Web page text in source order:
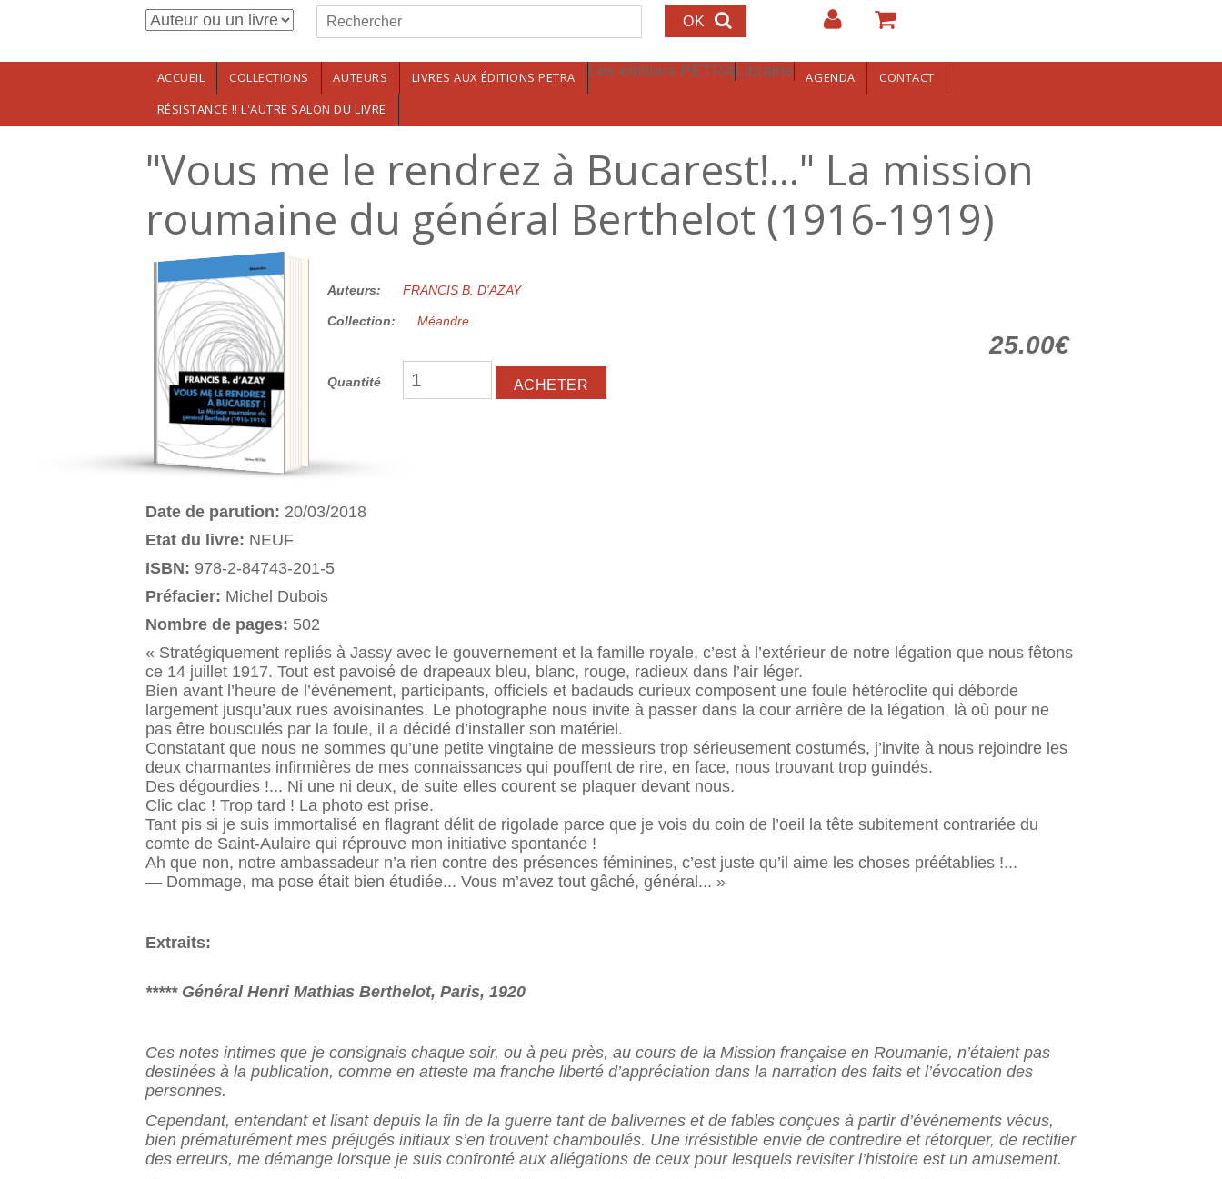
Aller au contenu principalFormulaire de recherche
Rechercher
ACCUEIL COLLECTIONS AUTEURS LIVRES AUX ÉDITIONS PETRA Les éditions PETRALibrairie AGENDA
CONTACT
RÉSISTANCE !! L'AUTRE SALON DU LIVRE
"Vous me le rendrez à Bucarest!..." La mission
roumaine du général Berthelot (1916-1919)
25.00€ Auteurs: FRANCIS B. D'AZAY
Collection: Méandre
25.00€
Quantité
Date de parution: 20/03/2018
Etat du livre: NEUF
ISBN: 978-2-84743-201-5
Préfacier: Michel Dubois
Nombre de pages: 502
« Stratégiquement repliés à Jassy avec le gouvernement et la famille royale, c’est à l’extérieur de notre légation que nous fêtons
ce 14 juillet 1917. Tout est pavoisé de drapeaux bleu, blanc, rouge, radieux dans l’air léger.
Bien avant l’heure de l’événement, participants, officiels et badauds curieux composent une foule hétéroclite qui déborde
largement jusqu’aux rues avoisinantes. Le photographe nous invite à passer dans la cour arrière de la légation, là où pour ne
pas être bousculés par la foule, il a décidé d’installer son matériel.
Constatant que nous ne sommes qu’une petite vingtaine de messieurs trop sérieusement costumés, j’invite à nous rejoindre les
deux charmantes infirmières de mes connaissances qui pouffent de rire, en face, nous trouvant trop guindés.
Des dégourdies !... Ni une ni deux, de suite elles courent se plaquer devant nous.
Clic clac ! Trop tard ! La photo est prise.
Tant pis si je suis immortalisé en flagrant délit de rigolade parce que je vois du coin de l’oeil la tête subitement contrariée du
comte de Saint-Aulaire qui réprouve mon initiative spontanée !
Ah que non, notre ambassadeur n’a rien contre des présences féminines, c’est juste qu’il aime les choses préétablies !...
— Dommage, ma pose était bien étudiée... Vous m’avez tout gâché, général... »
Extraits:
***** Général Henri Mathias Berthelot, Paris, 1920
Ces notes intimes que je consignais chaque soir, ou à peu près, au cours de la Mission française en Roumanie, n’étaient pas
destinées à la publication, comme en atteste ma franche liberté d’appréciation dans la narration des faits et l’évocation des
personnes.
Cependant, entendant et lisant depuis la fin de la guerre tant de balivernes et de fables conçues à partir d’événements vécus,
bien prématurément mes préjugés initiaux s’en trouvent chamboulés. Une irrésistible envie de contredire et rétorquer, de rectifier
des erreurs, me démange lorsque je suis confronté aux allégations de ceux pour lesquels revisiter l’histoire est un amusement.